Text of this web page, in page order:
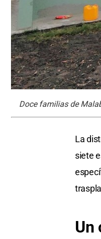
Doce familias de
La
siete
Un